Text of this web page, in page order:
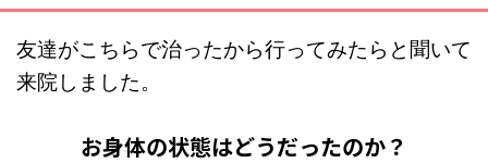
友達がこちらで治ったから行ってみたらと聞いて
来院しました。
お身体の状態はどうだったのか？